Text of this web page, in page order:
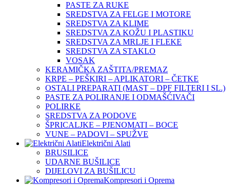
PASTE ZA RUKE
SREDSTVA ZA FELGE I MOTORE
SREDSTVA ZA KLIME
SREDSTVA ZA KOŽU I PLASTIKU
SREDSTVA ZA MRLJE I FLEKE
SREDSTVA ZA STAKLO
VOSAK
KERAMIČKA ZAŠTITA/PREMAZ
KRPE – PEŠKIRI – APLIKATORI – ČETKE
OSTALI PREPARATI (MAST – DPF FILTERI I SL.)
PASTE ZA POLIRANJE I ODMAŠĆIVAČI
POLIRKE
SREDSTVA ZA PODOVE
ŠPRICALJKE – PJENOMATI – BOCE
VUNE – PADOVI – SPUŽVE
Električni Alati
BRUSILICE
UDARNE BUŠILICE
DIJELOVI ZA BUŠILICU
Kompresori i Oprema